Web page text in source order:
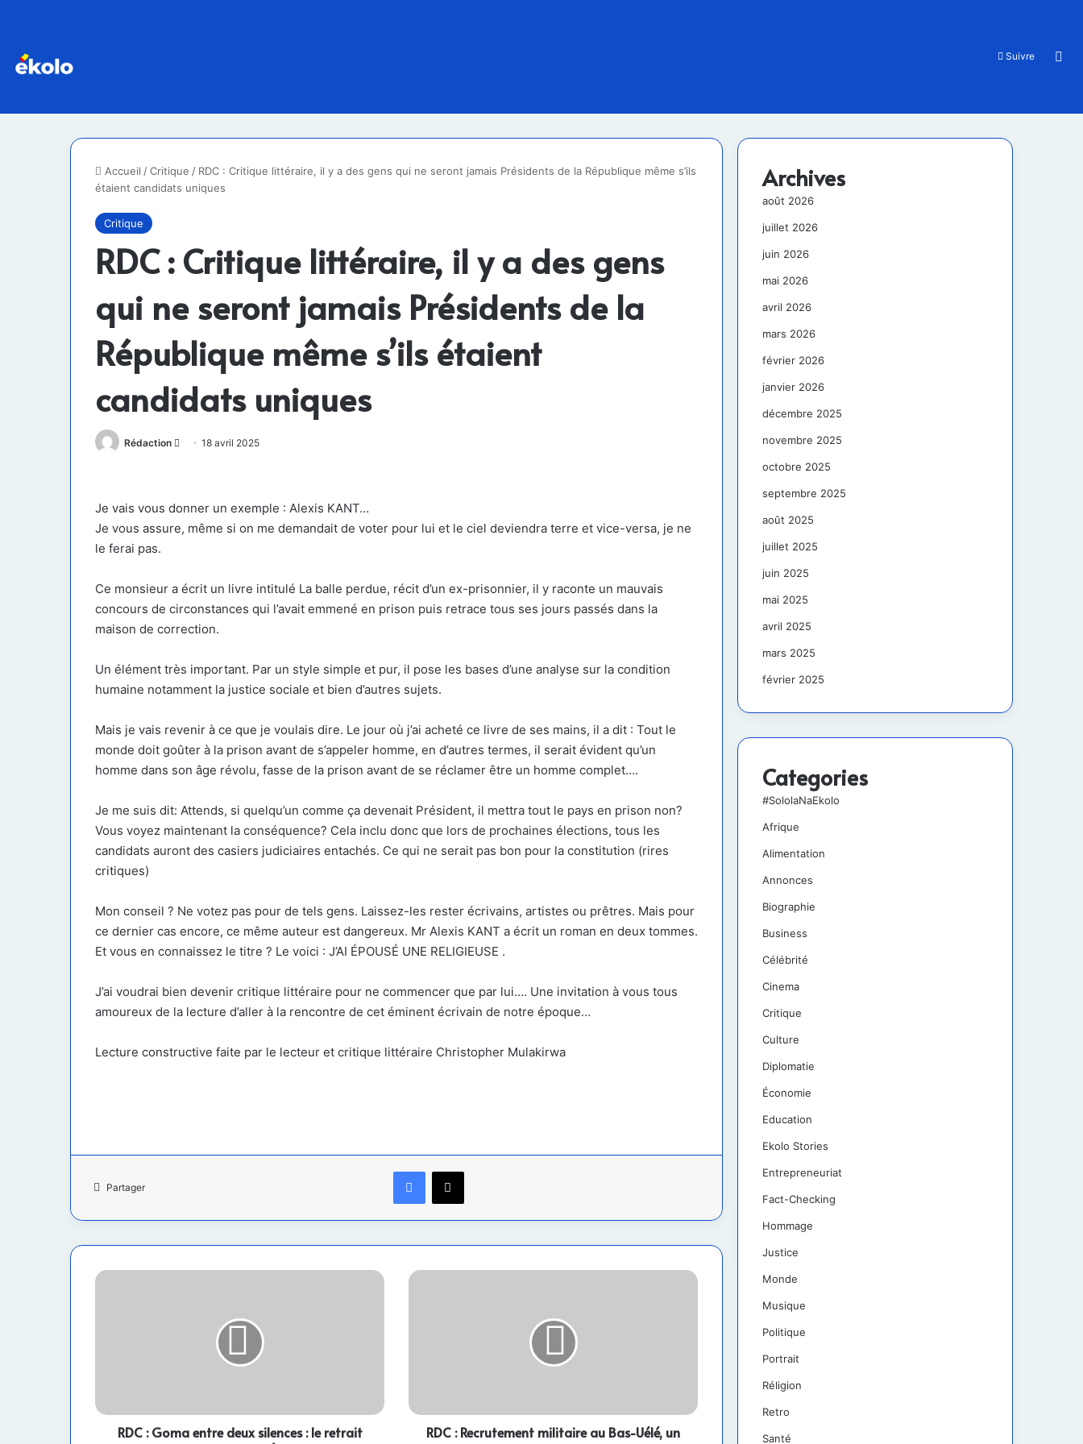
Suivre
Accueil /Critique / RDC : Critique littéraire, il y a des gens qui ne seront jamais Présidents de la République même s’ils
étaient candidats uniques
Critique
RDC : Critique littéraire, il y a des gens
qui ne seront jamais Présidents de la
République même s’ils étaient
candidats uniques
Rédaction
Envoyer18 avril 2025
Je vais vous donner un exemple : Alexis KANT…
Je vous assure, même si on me demandait de voter pour lui et le ciel deviendra terre et vice-versa, je ne
le ferai pas.
Ce monsieur a écrit un livre intitulé La balle perdue, récit d’un ex-prisonnier, il y raconte un mauvais
concours de circonstances qui l’avait emmené en prison puis retrace tous ses jours passés dans la
maison de correction.
Un élément très important. Par un style simple et pur, il pose les bases d’une analyse sur la condition
humaine notamment la justice sociale et bien d’autres sujets.
Mais je vais revenir à ce que je voulais dire. Le jour où j’ai acheté ce livre de ses mains, il a dit : Tout le
monde doit goûter à la prison avant de s’appeler homme, en d’autres termes, il serait évident qu’un
homme dans son âge révolu, fasse de la prison avant de se réclamer être un homme complet….
Je me suis dit: Attends, si quelqu’un comme ça devenait Président, il mettra tout le pays en prison non?
Vous voyez maintenant la conséquence? Cela inclu donc que lors de prochaines élections, tous les
candidats auront des casiers judiciaires entachés. Ce qui ne serait pas bon pour la constitution (rires
critiques)
Mon conseil ? Ne votez pas pour de tels gens. Laissez-les rester écrivains, artistes ou prêtres. Mais pour
ce dernier cas encore, ce même auteur est dangereux. Mr Alexis KANT a écrit un roman en deux tommes.
Et vous en connaissez le titre ? Le voici : J’AI ÉPOUSÉ UNE RELIGIEUSE .
J’ai voudrai bien devenir critique littéraire pour ne commencer que par lui…. Une invitation à vous tous
amoureux de la lecture d’aller à la rencontre de cet éminent écrivain de notre époque…
Lecture constructive faite par le lecteur et critique littéraire Christopher Mulakirwa
Partager
Facebook
X
RDC
retrait
RDC : Goma entre deux silences : le retrait
RDC
nouveau
groupe
RDC : Recrutement militaire au Bas-Uélé, un
Archives
août 2026
juillet 2026
juin 2026
mai 2026
avril 2026
mars 2026
février 2026
janvier 2026
décembre 2025
novembre 2025
octobre 2025
septembre 2025
août 2025
juillet 2025
juin 2025
mai 2025
avril 2025
mars 2025
février 2025
Categories
#SololaNaEkolo
Afrique
Alimentation
Annonces
Biographie
Business
Célébrité
Cinema
Critique
Culture
Diplomatie
Économie
Education
Ekolo Stories
Entrepreneuriat
Fact-Checking
Hommage
Justice
Monde
Musique
Politique
Portrait
Réligion
Retro
Santé